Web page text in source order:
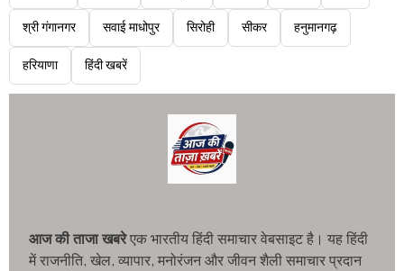
श्री गंगानगर सवाई माधोपुर सिरोही सीकर हनुमानगढ़
हरियाणा हिंदी खबरें
आज की ताजा खबरेएक भारतीय हिंदी समाचार वेबसाइट है। यह हिंदी
में राजनीति, खेल, व्यापार, मनोरंजन और जीवन शैली समाचार प्रदान